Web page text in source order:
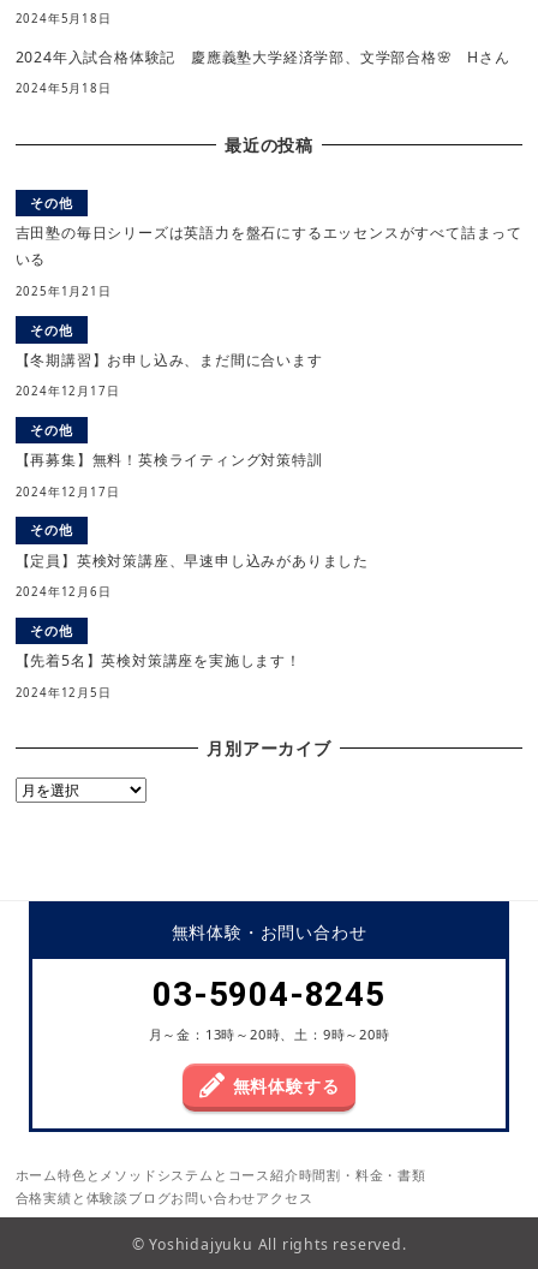
2024年5月18日
2024年入試合格体験記 慶應義塾大学経済学部、文学部合格🌸 Hさん
2024年5月18日
最近の投稿
その他
吉田塾の毎日シリーズは英語力を盤石にするエッセンスがすべて詰まって
いる
2025年1月21日
その他
【冬期講習】お申し込み、まだ間に合います
2024年12月17日
その他
【再募集】無料！英検ライティング対策特訓
2024年12月17日
その他
【定員】英検対策講座、早速申し込みがありました
2024年12月6日
その他
【先着5名】英検対策講座を実施します！
2024年12月5日
月別アーカイブ
月
無料体験・ お問い合わせ
03-5904-8245
月～金：13時～20時、土：9時～20時
無料体験する
ホーム特色とメソッド システムとコース紹介時間割・料金・書類
合格実績と体験談 ブログお問い合わせアクセス
© Yoshidajyuku All rights reserved.